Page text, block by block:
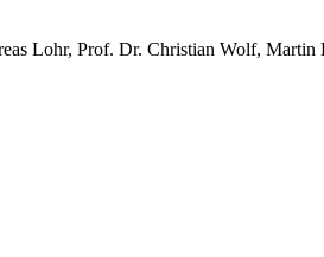
Lohr, Prof. Dr. Christian Wolf,